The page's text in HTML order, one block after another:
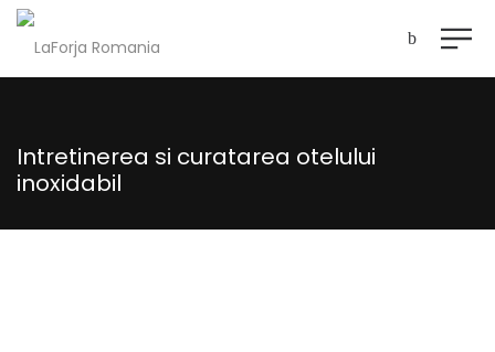
Intretinerea si curatarea otelului
inoxidabil